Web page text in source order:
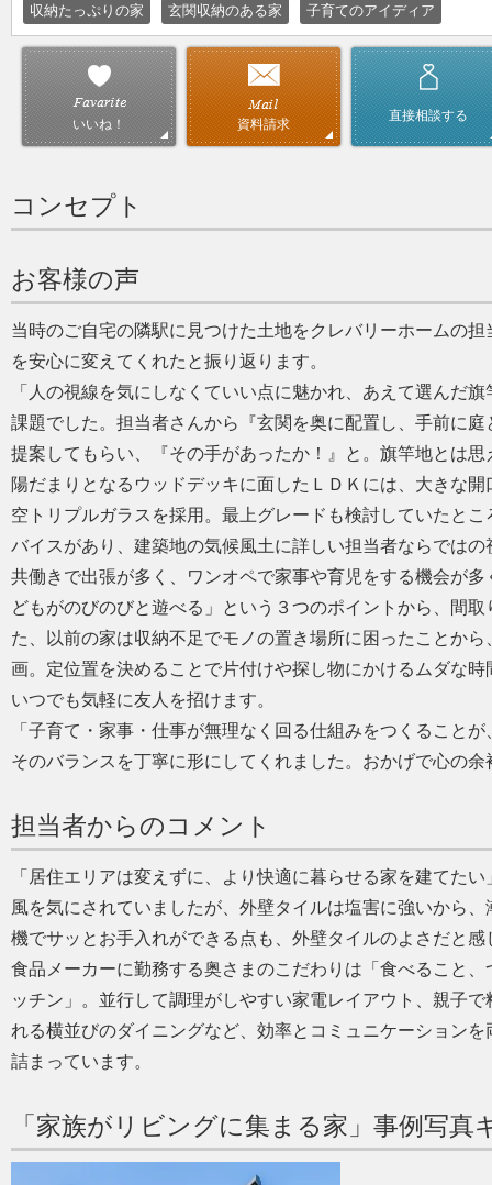
収納たっぷりの家 玄関収納のある家 子育てのアイディア
いいね！ 資料請求
直接相談する
コンセプト
お客様の声
当時のご自宅の隣駅に見つけた土地をクレバリーホームの
を安心に変えてくれたと振り返ります。
「人の視線を気にしなくていい点に魅かれ、あえて選んだ
課題でした。担当者さんから『玄関を奥に配置し、手前に
提案してもらい、『その手があったか！』と。旗竿地とは
陽だまりとなるウッドデッキに面したＬＤＫには、大きな
空トリプルガラスを採用。最上グレードも検討していたと
バイスがあり、建築地の気候風土に詳しい担当者ならでは
共働きで出張が多く、ワンオペで家事や育児をする機会が
どもがのびのびと遊べる」という３つのポイントから、間
た、以前の家は収納不足でモノの置き場所に困ったことか
画。定位置を決めることで片付けや探し物にかけるムダな
いつでも気軽に友人を招けます。
「子育て・家事・仕事が無理なく回る仕組みをつくること
そのバランスを丁寧に形にしてくれました。おかげで心の
担当者からのコメント
「居住エリアは変えずに、より快適に暮らせる家を建てた
風を気にされていましたが、外壁タイルは塩害に強いから
機でサッとお手入れができる点も、外壁タイルのよさだと感
食品メーカーに勤務する奥さまのこだわりは「食べること
ッチン」。並行して調理がしやすい家電レイアウト、親子
れる横並びのダイニングなど、効率とコミュニケーション
詰まっています。
「家族がリビングに集まる家」事例写真